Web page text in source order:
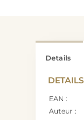
Details
DETAILS
EAN :
Auteur :